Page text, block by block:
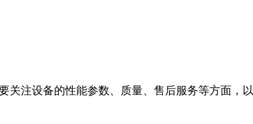
注设备的性能参数、质量、售后服务等方面，